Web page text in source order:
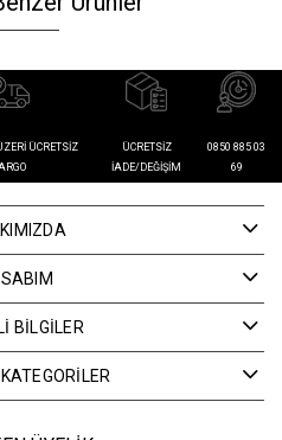
ÜCRETSIZ
ÜCRETSIZ
İADE/DEĞIŞIM
0850 885 03
69
BİLGİLER